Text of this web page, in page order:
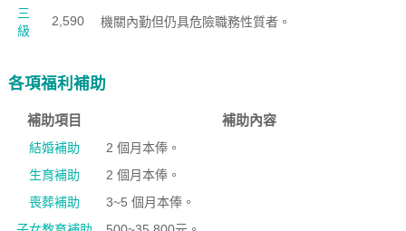
三
級
2,590 機關內勤但仍具危險職務性質者。
各項福利補助
補助項目 補助內容
結婚補助
2 個月本俸。
生育補助
2 個月本俸。
喪葬補助
3~5 個月本俸。